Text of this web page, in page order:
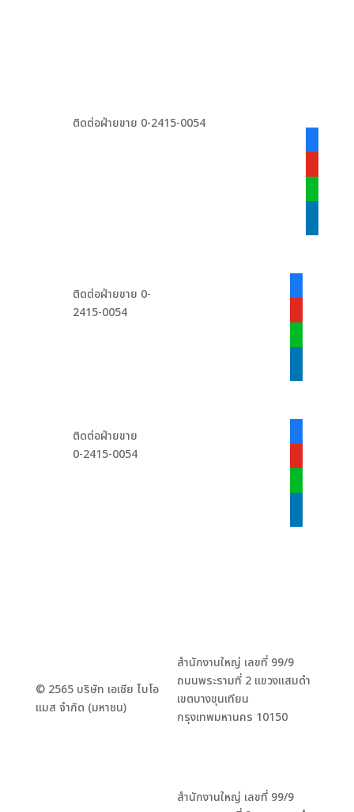
ติดต่อฝ่ายขาย 0-2415-0054
ติดต่อฝ่ายขาย 0-
2415-0054
ติดต่อฝ่ายขาย
0-2415-0054
© 2565 บริษัท เอเชีย ไบโอ
แมส จำกัด (มหาชน)
สำนักงานใหญ่ เลขที่ 99/9
ถนนพระรามที่ 2 แขวงแสมดำ
เขตบางขุนเทียน
กรุงเทพมหานคร 10150
สำนักงานใหญ่ เลขที่ 99/9